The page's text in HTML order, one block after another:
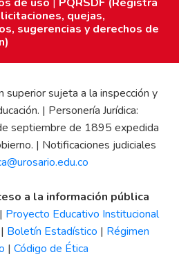
de uso | PQRSDF (Registra
quejas,
sugerencias y derechos de
superior sujeta a la inspección y
| Personería Jurídica:
septiembre de 1895 expedida
| Notificaciones judiciales
a la información pública
| Proyecto Educativo Institucional
| Boletín Estadístico | Régimen
| Código de Ética